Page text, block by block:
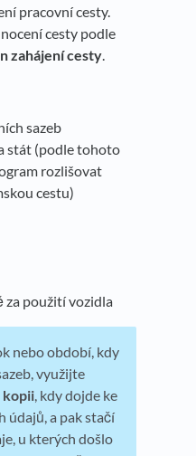
pracovní cesty.
cesty podle
zahájení cesty.
sazeb
stát (podle tohoto
rozlišovat
cestu)
za použití vozidla
nebo období, kdy
využijte
, kdy dojde ke
údajů, a pak stačí
u kterých došlo